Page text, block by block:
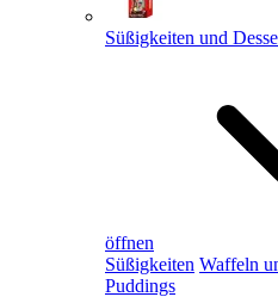
Süßigkeiten und
öffnen
Süßigkeiten Waffeln
Puddings